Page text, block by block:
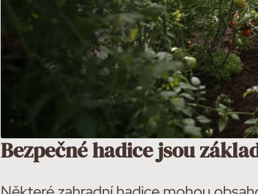
Bezpečné hadice jsou